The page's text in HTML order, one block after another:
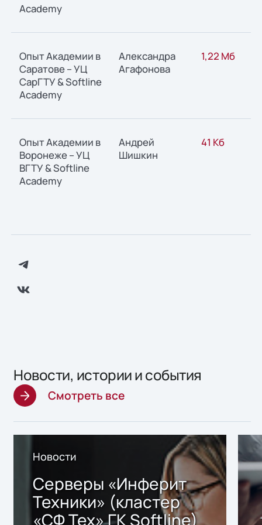
Academy
Опыт Академии в
Саратове – УЦ
СарГТУ & Softline
Academy
Александра
Агафонова
1,22 Мб
Опыт Академии в
Воронеже – УЦ
ВГТУ & Softline
Academy
Андрей
Шишкин
41 Кб
Новости, истории и события
Смотреть все
Новости
Серверы «Инферит
Техники» (кластер
«СФ Тех» ГК Softline)